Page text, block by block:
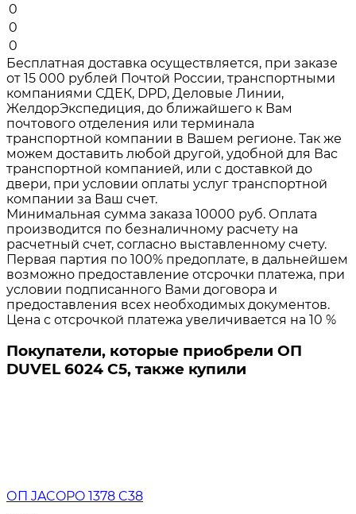
0
0
0
Бесплатная доставка осуществляется, при заказе
от 15 000 рублей Почтой России, транспортными
компаниями СДЕК, DPD, Деловые Линии,
ЖелдорЭкспедиция, до ближайшего к Вам
почтового отделения или терминала
транспортной компании в Вашем регионе. Так же
можем доставить любой другой, удобной для Вас
транспортной компанией, или с доставкой до
двери, при условии оплаты услуг транспортной
компании за Ваш счет.
Минимальная сумма заказа 10000 руб. Оплата
производится по безналичному расчету на
расчетный счет, согласно выставленному счету.
Первая партия по 100% предоплате, в дальнейшем
возможно предоставление отсрочки платежа, при
условии подписанного Вами договора и
предоставления всех необходимых документов.
Цена с отсрочкой платежа увеличивается на 10 %
Покупатели, которые приобрели ОП
DUVEL 6024 C5, также купили
ОП JACOPO 1378 C38